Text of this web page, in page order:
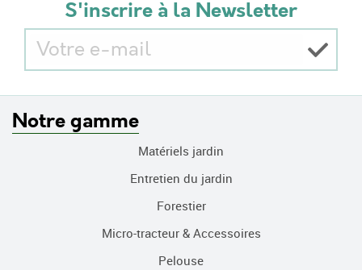
S'inscrire à la Newsletter
Notre gamme
Matériels jardin
Entretien du jardin
Forestier
Micro-tracteur & Accessoires
Pelouse